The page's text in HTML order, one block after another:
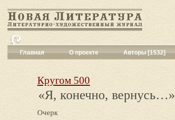
Главная О проекте Авторы [1532]
Кругом 500
«Я, конечно, вернусь…»
Очерк